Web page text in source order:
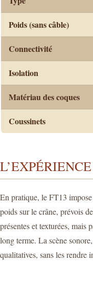
Poids (sans câble)
Connectivité
Isolation
Matériau des coques
Coussinets
En pratique, le FT13 impose
poids sur le crâne, prévois
présentes et texturées, mais
long terme. La scène
qualitatives, sans les rendre